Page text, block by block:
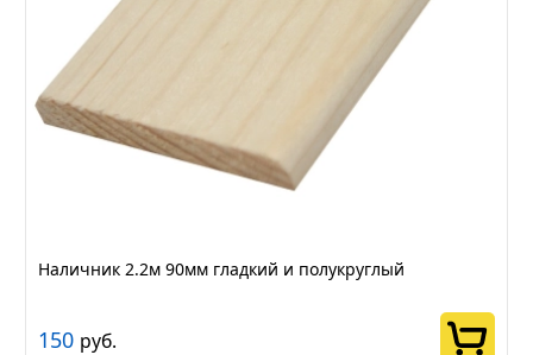
Наличник 2.2м 90мм гладкий и полукруглый
150 руб.